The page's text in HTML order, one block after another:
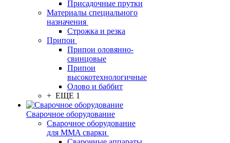
Присадочные прутки
Материалы специального
назначения
Строжка и резка
Припои
Припои оловянно-
свинцовые
Припои
высокотехнологичные
Олово и баббит
+ ЕЩЕ 1
Сварочное оборудование
Сварочное оборудование
для MMA сварки